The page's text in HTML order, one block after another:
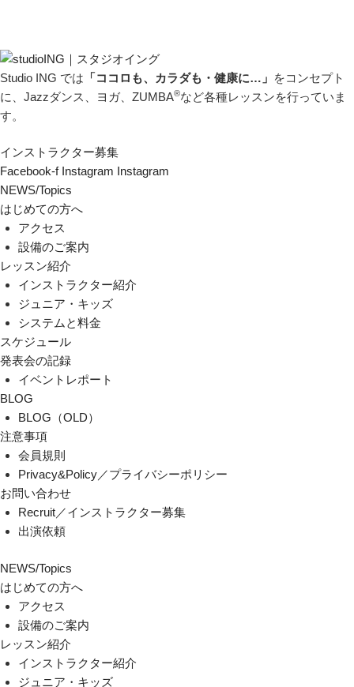
Studio ING では 「ココロも、カラダも・健康に…」 をコンセプト
に、Jazzダンス、ヨガ、ZUMBA®など各種レッスンを行っていま
す。
インストラクター募集
Facebook-f Instagram Instagram
NEWS/Topics
はじめての方へ
アクセス
設備のご案内
レッスン紹介
インストラクター紹介
ジュニア・キッズ
システムと料金
スケジュール
発表会の記録
イベントレポート
BLOG
BLOG（OLD）
注意事項
会員規則
Privacy&Policy／プライバシーポリシー
お問い合わせ
Recruit／インストラクター募集
出演依頼
NEWS/Topics
はじめての方へ
アクセス
設備のご案内
レッスン紹介
インストラクター紹介
ジュニア・キッズ